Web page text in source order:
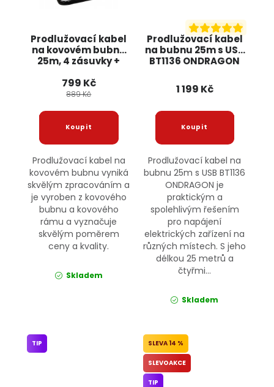
Prodlužovací kabel
na kovovém bubnu
25m, 4 zásuvky +
BULLTECH
799 Kč
889 Kč
Prodlužovací kabel na
kovovém bubnu vyniká
skvělým zpracováním a
je vyroben z kovového
bubnu a kovového
rámu a vyznačuje
skvělým poměrem
ceny a kvality.
Skladem
Prodlužovací kabel
na bubnu 25m s USB
BT1136 ONDRAGON
1 199 Kč
Prodlužovací kabel na
bubnu 25m s USB BT1136
ONDRAGON je
praktickým a
spolehlivým řešením
pro napájení
elektrických zařízení na
různých místech. S jeho
délkou 25 metrů a
čtyřmi...
Skladem
TIP 14 %
SLEVOAKCE
TIP